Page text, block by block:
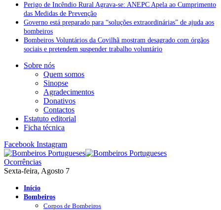
Perigo de Incêndio Rural Agrava-se: ANEPC Apela ao Cumprimento
das Medidas de Prevenção
Governo está preparado para “soluções extraordinárias” de ajuda aos
bombeiros
Bombeiros Voluntários da Covilhã mostram desagrado com órgãos
sociais e pretendem suspender trabalho voluntário
Sobre nós
Quem somos
Sinopse
Agradecimentos
Donativos
Contactos
Estatuto editorial
Ficha técnica
Facebook Instagram
Ocorrências
Sexta-feira, Agosto 7
Início
Bombeiros
Corpos de Bombeiros